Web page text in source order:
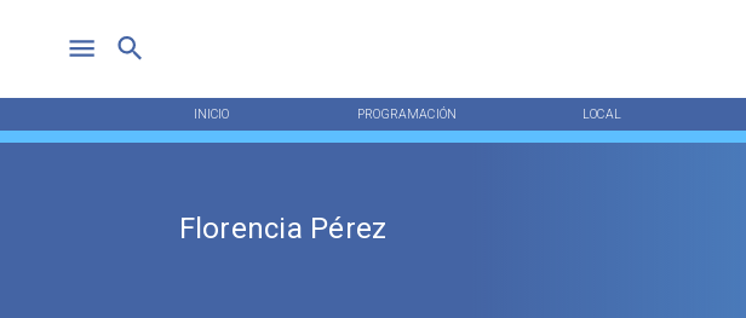
INICIO PROGRAMACIÓN LOCAL
Florencia Pérez